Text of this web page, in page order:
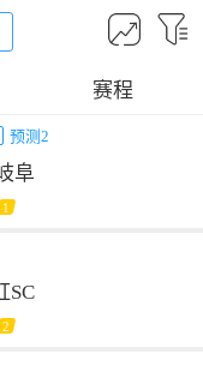
赛程
预测2
阜
1
SC
2